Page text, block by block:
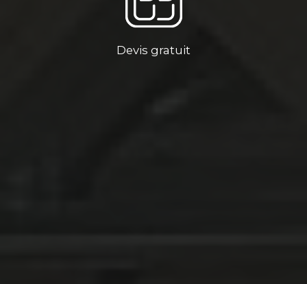
Devis gratuit